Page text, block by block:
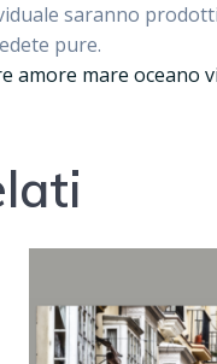
saranno
pure.
amore mare oceano